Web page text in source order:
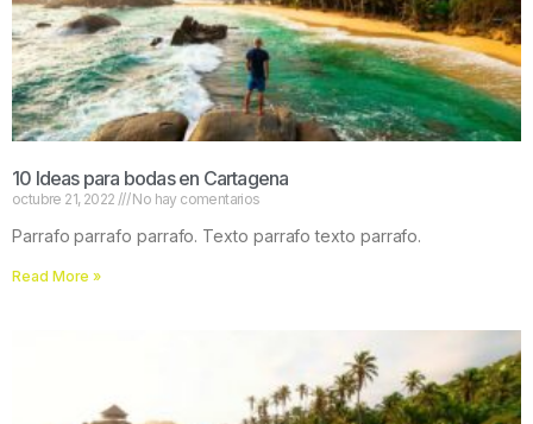
10 Ideas para bodas en Cartagena
octubre 21, 2022 No hay comentarios
Parrafo parrafo parrafo. Texto parrafo texto parrafo.
Read More »